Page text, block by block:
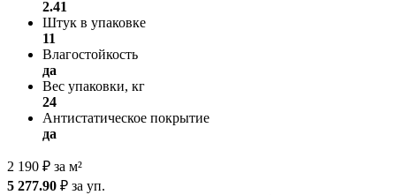
2.41
Штук в упаковке
11
Влагостойкость
да
Вес упаковки, кг
24
Антистатическое покрытие
да
2 190 ₽ за м²
5 277.90 ₽ за уп.